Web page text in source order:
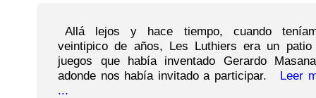
Allá lejos y hace tiempo, cuando
veintipico de años, Les Luthiers era un patio
juegos que había inventado Gerardo
adonde nos había invitado a participar.
Leer
...